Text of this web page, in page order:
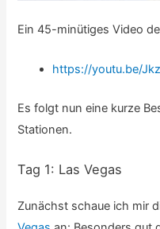
Ein 45-minütiges Video
https://youtu.be/
Es folgt nun eine kurze
Stationen.
Tag 1: Las Vegas
Zunächst schaue ich mir